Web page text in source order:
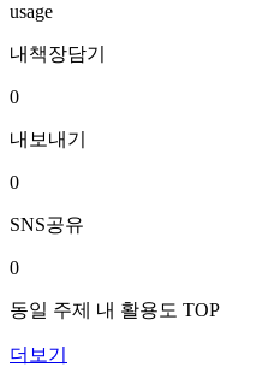
usage
내책장담기
0
내보내기
0
SNS공유
0
동일 주제 내 활용도 TOP
더보기